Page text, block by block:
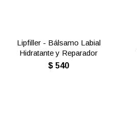
Lipfiller - Bálsamo Labial
Hidratante y Reparador
$ 540